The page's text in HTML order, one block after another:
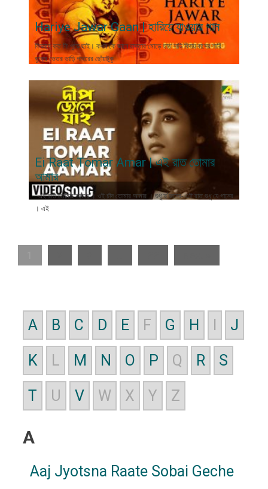
Hariye Jawar Gaan | হারিয়ে যাওয়ার গান
কিভাবে কত কি পুড়ে ছাই। কখন কে জানে রাস্তার মোড়ে হাত নাড়ি বিদায় বাসের সারি
বুকের ভেতর ভাড়ি পাথরের ছোঁয়াটুকু
Ei Raat Tomar Amar | এই রাত তোমার
আমার
এই রাত তোমার আমার । ওই চাঁদ তোমার আমার । শুধু দু'জনের- এই রাত শুধু যে গানের
। এই
A B C D E F G H J
K L M N O P Q R S
T U V W X Y Z
A
Aaj Jyotsna Raate Sobai Geche